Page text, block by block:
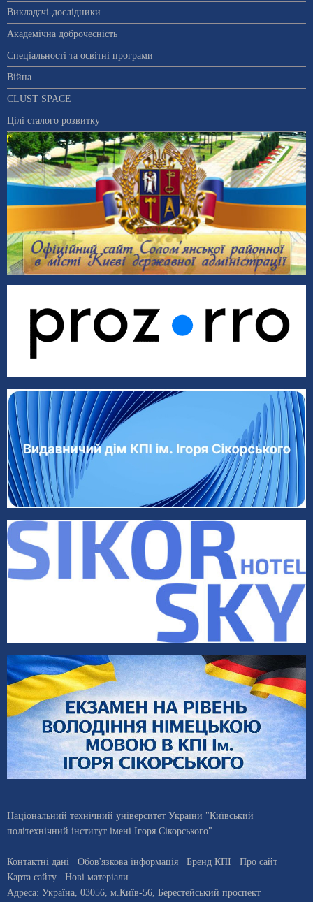
Викладачі-дослідники
Академічна доброчесність
Спеціальності та освітні програми
Війна
CLUST SPACE
Цілі сталого розвитку
Національний технічний університет України "Київський
політехнічний інститут імені Ігоря Сікорського"
Контактні дані Обов'язкова інформація Бренд КПІ
Про сайт
Карта сайту
Нові матеріали
Адреса: Україна, 03056, м.Київ-56, Берестейський проспект